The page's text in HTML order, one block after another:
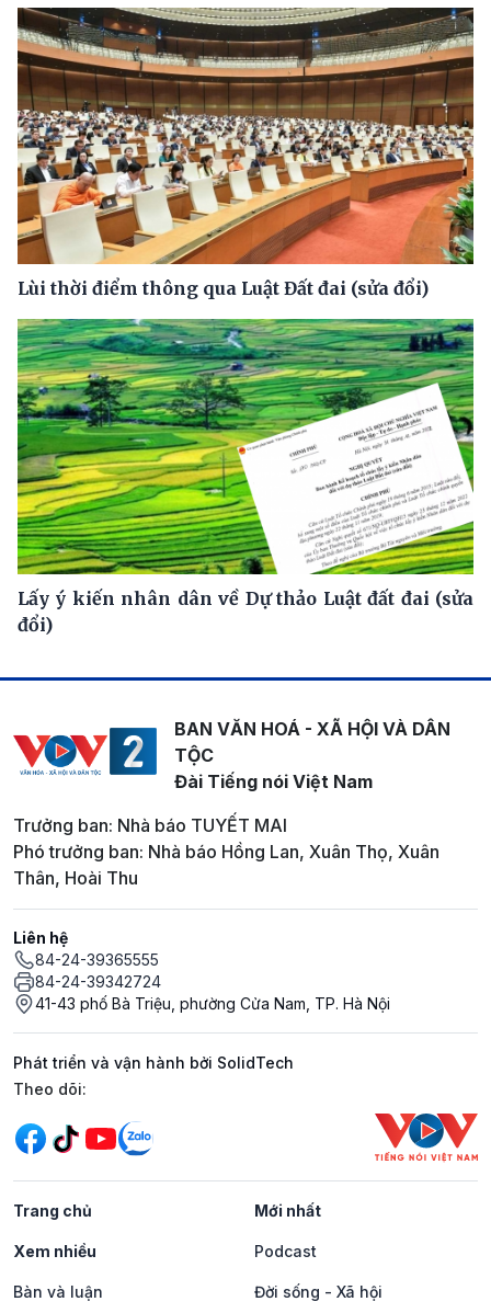
Lùi thời điểm thông qua Luật Đất đai (sửa đổi)
Lấy ý kiến nhân dân về Dự thảo Luật đất đai (sửa
đổi)
BAN VĂN HOÁ - XÃ HỘI VÀ DÂN
TỘC
Đài Tiếng nói Việt Nam
Trưởng ban: Nhà báo TUYẾT MAI
Phó trưởng ban: Nhà báo Hồng Lan, Xuân Thọ, Xuân
Thân, Hoài Thu
Liên hệ
84-24-39365555
84-24-39342724
41-43 phố Bà Triệu, phường Cửa Nam, TP. Hà Nội
Phát triển và vận hành bởi SolidTech
Mạng xã hội
Theo dõi:
Trang chủ Mới nhất
Xem nhiều Podcast
Bàn và luận Đời sống - Xã hội